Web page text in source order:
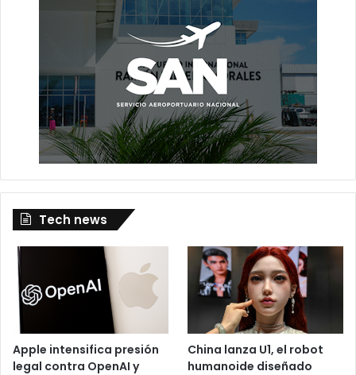
Tech news
Apple intensifica presión
legal contra OpenAI y
China lanza U1, el robot
humanoide diseñado